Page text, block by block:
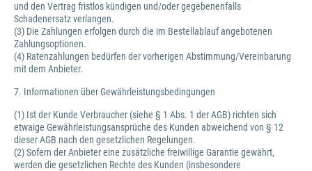
und den Vertrag fristlos kündigen und/oder gegebenenfalls
Schadenersatz verlangen.
(3) Die Zahlungen erfolgen durch die im Bestellablauf angebotenen
Zahlungsoptionen.
(4) Ratenzahlungen bedürfen der vorherigen Abstimmung/Vereinbarung
mit dem Anbieter.
7. Informationen über Gewährleistungsbedingungen
(1) Ist der Kunde Verbraucher (siehe § 1 Abs. 1 der AGB) richten sich
etwaige Gewährleistungsansprüche des Kunden abweichend von § 12
dieser AGB nach den gesetzlichen Regelungen.
(2) Sofern der Anbieter eine zusätzliche freiwillige Garantie gewährt,
werden die gesetzlichen Rechte des Kunden (insbesondere